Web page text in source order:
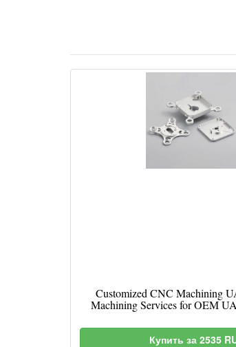
Customized CNC Machining
Machining Services for OEM
Купить за 2535